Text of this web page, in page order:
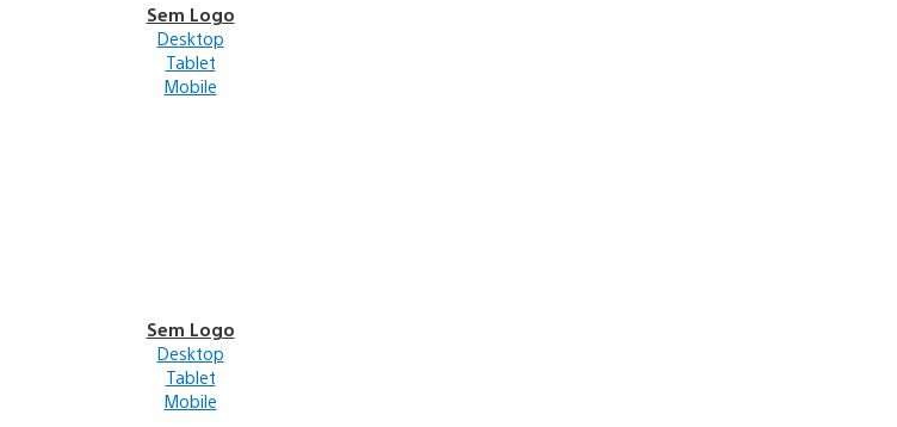
Sem Logo
Desktop
Tablet
Mobile
Sem Logo
Desktop
Tablet
Mobile